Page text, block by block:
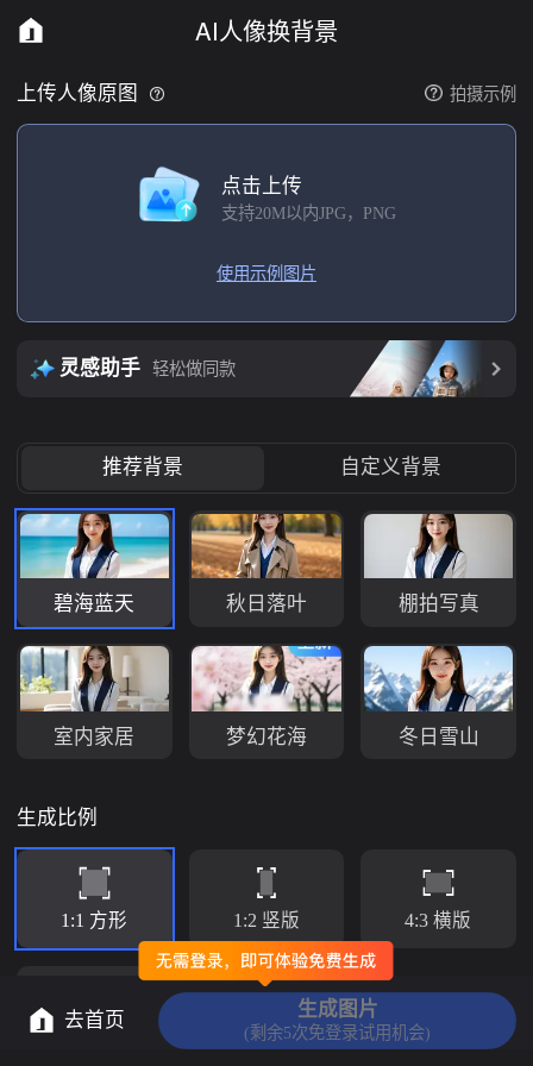
AI人像换背景
上传人像原图 拍摄示例
点击上传
支持20M以内JPG，PNG
使用示例图片
灵感助手 轻松做同款
推荐背景 自定义背景
碧海蓝天 秋日落叶 棚拍写真
室内家居 梦幻花海 冬日雪山
生成比例
1:1 方形 1:2 竖版 4:3 横版
9:16 竖窄版 16:9 横窄版
去首页 生成图片
(剩余5次免登录试用机会)